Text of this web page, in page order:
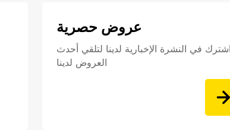
عروض حصرية
اشترك في النشرة الإخبارية لدينا لتلقي أحدث
العروض لدينا